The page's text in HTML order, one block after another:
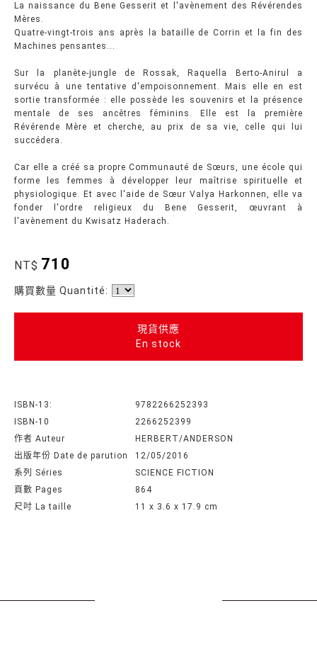
La naissance du Bene Gesserit et l'avènement des Révérendes
Mères.
Quatre-vingt-trois ans après la bataille de Corrin et la fin des
Machines pensantes...
Sur la planète-jungle de Rossak, Raquella Berto-Anirul a
survécu à une tentative d'empoisonnement. Mais elle en est
sortie transformée : elle possède les souvenirs et la présence
mentale de ses ancêtres féminins. Elle est la première
Révérende Mère et cherche, au prix de sa vie, celle qui lui
succédera.
Car elle a créé sa propre Communauté de Sœurs, une école qui
forme les femmes à développer leur maîtrise spirituelle et
physiologique. Et avec l'aide de Sœur Valya Harkonnen, elle va
fonder l'ordre religieux du Bene Gesserit, œuvrant à
l'avènement du Kwisatz Haderach.
NT$ 710
購買數量 Quantité:
現貨供應
En stock
ISBN-13:
9782266252393
ISBN-10
2266252399
作者 Auteur
HERBERT/ANDERSON
出版年份 Date de parution
12/05/2016
系列 Séries
SCIENCE FICTION
頁數 Pages
864
尺吋 La taille
11 x 3.6 x 17.9 cm